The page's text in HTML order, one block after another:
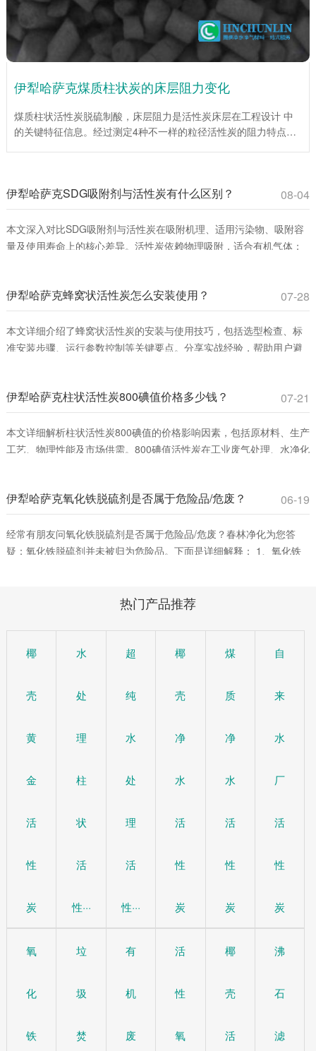
伊犁哈萨克煤质柱状炭的床层阻力变化
煤质柱状活性炭脱硫制酸，床层阻力是活性炭床层在工程设计 中
的关键特征信息。经过测定4种不一样的粒径活性炭的阻力特点，
力较小时对床层平均阻力系数影响很大。活性炭(1mm)床层平均阻
力系数伴随着床层高度的增加而增加，活性炭(4mm、6mm、
10mm)床层平均阻力系数伴随着床层高度的增大而下降。
伊犁哈萨克SDG吸附剂与活性炭有什么区别？ 08-04
本文深入对比SDG吸附剂与活性炭在吸附机理、适用污染物、吸附容
量及使用寿命上的核心差异。活性炭依赖物理吸附，适合有机气体；
伊犁哈萨克蜂窝状活性炭怎么安装使用？ 07-28
本文详细介绍了蜂窝状活性炭的安装与使用技巧，包括选型检查、标
准安装步骤、运行参数控制等关键要点。分享实战经验，帮助用户避
伊犁哈萨克柱状活性炭800碘值价格多少钱？ 07-21
本文详细解析柱状活性炭800碘值的价格影响因素，包括原材料、生产
工艺、物理性能及市场供需。800碘值活性炭在工业废气处理、水净化
伊犁哈萨克氧化铁脱硫剂是否属于危险品/危废？ 06-19
经常有朋友问氧化铁脱硫剂是否属于危险品/危废？春林净化为您答
疑：氧化铁脱硫剂并未被归为危险品。下面是详细解释： 1、氧化铁
含硫化合物化学吸附到脱硫催化剂小孔中，改变其化学组成从而净化
热门产品推荐
椰
壳
黄
金
活
性
炭
水
处
理
柱
状
活
性···
超
纯
水
处
理
活
性···
椰
壳
净
水
活
性
炭
煤
质
净
水
活
性
炭
自
来
水
厂
活
性
炭
氧
化
铁
垃
圾
焚
有
机
废
活
性
氧
椰
壳
活
沸
石
滤